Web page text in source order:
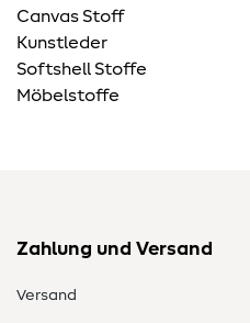
Canvas Stoff
Kunstleder
Softshell Stoffe
Möbelstoffe
Zahlung und Versand
Versand